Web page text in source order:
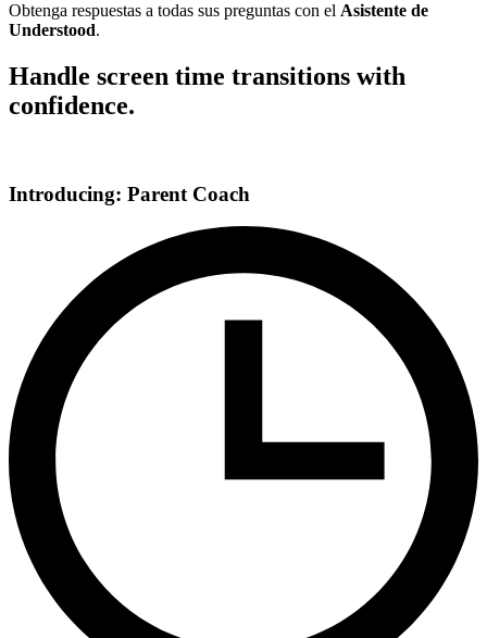
Obtenga respuestas a todas sus preguntas con el Asistente de
Understood.
Handle screen time transitions with
confidence.
Introducing: Parent Coach